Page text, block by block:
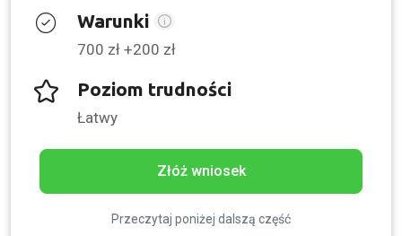
Warunki
700 zł +200 zł
Poziom trudności
Łatwy
Złóż wniosek
Przeczytaj poniżej dalszą część